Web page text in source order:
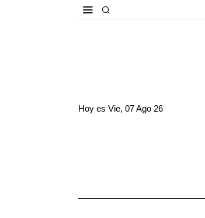
Hoy esVie, 07 Ago 26